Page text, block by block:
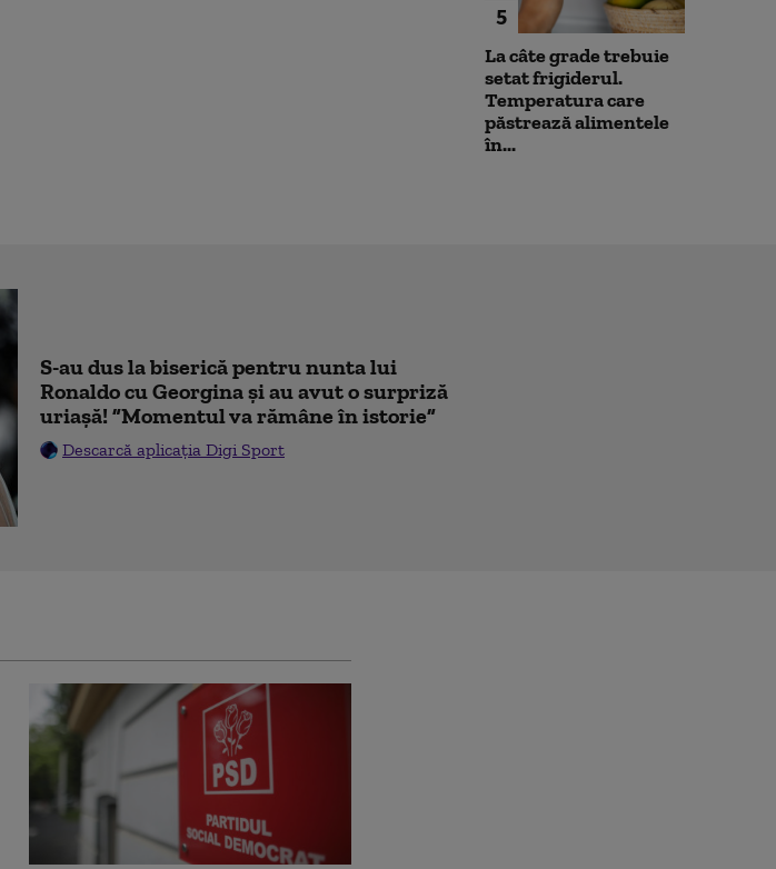
5
La câte grade trebuie
setat frigiderul.
Temperatura care
păstrează alimentele
în...
S-au dus la biserică pentru nunta lui
Ronaldo cu Georgina și au avut o surpriză
uriașă! ”Momentul va rămâne în istorie”
Descarcă aplicația Digi Sport